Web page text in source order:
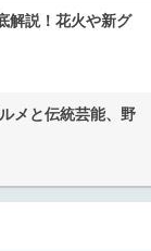
解説！花火や新グ
メと伝統芸能、野